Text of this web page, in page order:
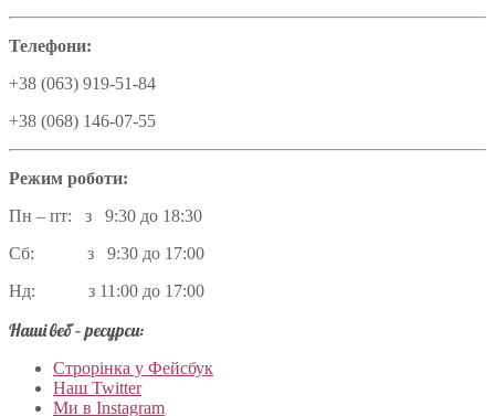
Телефони:
+38 (063) 919-51-84
+38 (068) 146-07-55
Режим роботи:
Пн – пт: з 9:30 до 18:30
Сб: з 9:30 до 17:00
Нд: з 11:00 до 17:00
Наші веб – ресурси:
Строрінка у Фейсбук
Наш Twitter
Ми в Instagram